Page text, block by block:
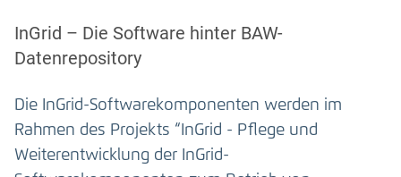
InGrid – Die Software hinter BAW-
Datenrepository
Die InGrid-Softwarekomponenten werden im
Rahmen des Projekts “InGrid - Pflege und
Weiterentwicklung der InGrid-